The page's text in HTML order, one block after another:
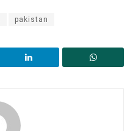
pakistan